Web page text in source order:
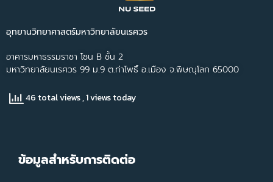
อุทยานวิทยาศาสตร์มหาวิทยาลัยนเรศวร
อาคารมหาธรรมราชา โซน B ชั้น 2
มหาวิทยาลัยนเรศวร 99 ม.9 ต.ท่าโพธิ์ อ.เมือง จ.พิษณุโลก 65000
46 total views, 1 views today
ข้อมูลสำหรับการติดต่อ